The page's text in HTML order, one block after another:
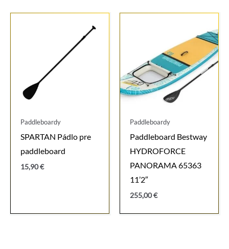
Paddleboardy
SPARTAN Pádlo pre
paddleboard
15,90€
Paddleboardy
Paddleboard Bestway
HYDROFORCE
PANORAMA 65363
11’2″
255,00€